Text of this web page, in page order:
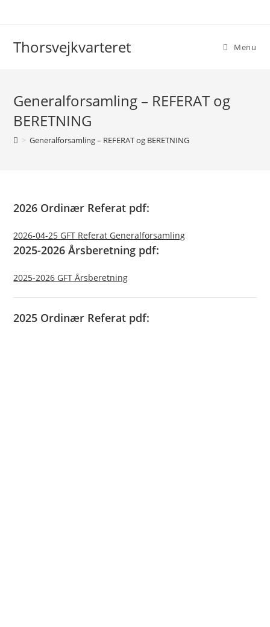
Thorsvejkvarteret Menu
Generalforsamling – REFERAT og
BERETNING
> Generalforsamling – REFERAT og BERETNING
2026 Ordinær Referat pdf:
2026-04-25 GFT Referat Generalforsamling
2025-2026 Årsberetning pdf:
2025-2026 GFT Årsberetning
2025 Ordinær Referat pdf: